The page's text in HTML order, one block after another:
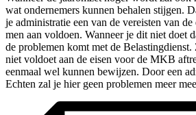
wat ondernemers kunnen behalen stijgen.
je administratie een van de vereisten van
men aan voldoen. Wanneer je dit niet doet
de problemen komt met de
niet voldoet aan de eisen voor de MKB
eenmaal wel kunnen bewijzen. Door een
Echten zal je hier geen problemen meer